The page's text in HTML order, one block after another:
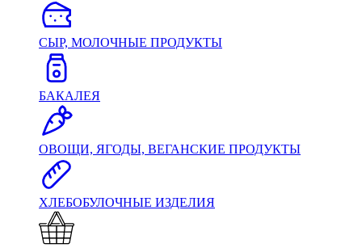
СЫР, МОЛОЧНЫЕ ПРОДУКТЫ
БАКАЛЕЯ
ОВОЩИ, ЯГОДЫ, ВЕГАНСКИЕ ПРОДУКТЫ
ХЛЕБОБУЛОЧНЫЕ ИЗДЕЛИЯ